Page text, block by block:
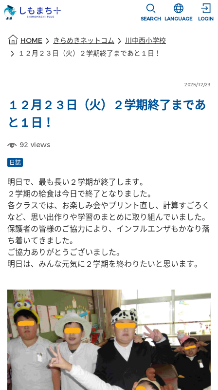
SEARCH
選択すると言
LANGUAGE LOGIN
HOME きらめきネットコム
川中西小学校
１２月２３日（火）２学期終了まであと１日！
2025/12/23
１２月２３日（火）２学期終了まであ
と１日！
92 views
日誌
明日で、最も長い２学期が終了します。
２学期の給食は今日で終了となりました。
各クラスでは、お楽しみ会やプリント直し、計算すごろく
など、思い出作りや学習のまとめに取り組んでいました。
保護者の皆様のご協力により、インフルエンザもかなり落
ち着いてきました。
ご協力ありがとうございました。
明日は、みんな元気に２学期を終わりたいと思います。